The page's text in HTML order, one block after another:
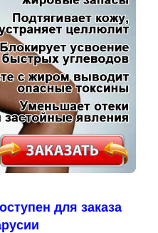
для заказа